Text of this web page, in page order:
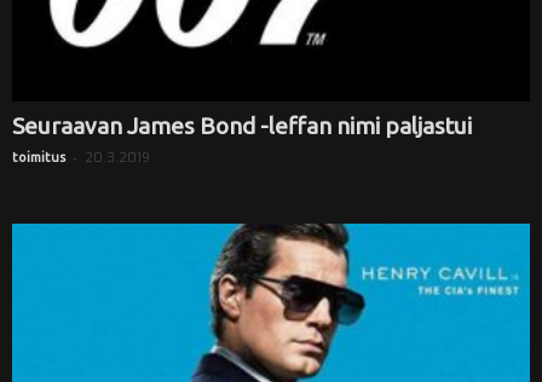
Seuraavan James Bond -leffan nimi paljastui
toimitus - 20.3.2019